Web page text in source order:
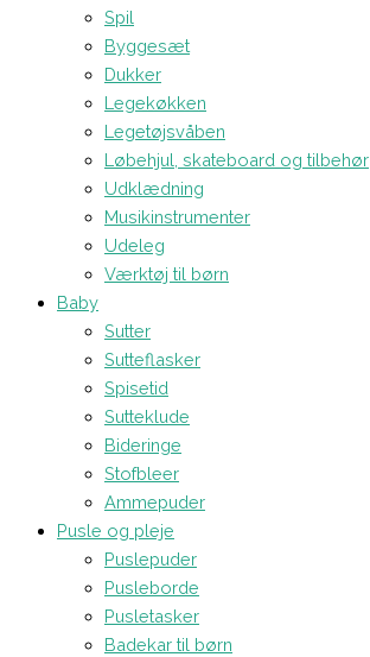
Spil
Byggesæt
Dukker
Legekøkken
Legetøjsvåben
Løbehjul, skateboard og tilbehør
Udklædning
Musikinstrumenter
Udeleg
Værktøj til børn
Baby
Sutter
Sutteflasker
Spisetid
Sutteklude
Bideringe
Stofbleer
Ammepuder
Pusle og pleje
Puslepuder
Pusleborde
Pusletasker
Badekar til børn